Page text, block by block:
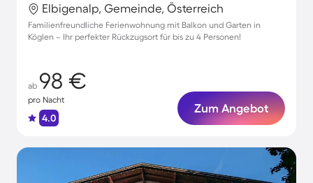
Elbigenalp, Gemeinde, Österreich
Familienfreundliche Ferienwohnung mit Balkon und Garten in
Köglen – Ihr perfekter Rückzugsort für bis zu 4 Personen!
ab 98 €
pro Nacht
4.0
Zum Angebot